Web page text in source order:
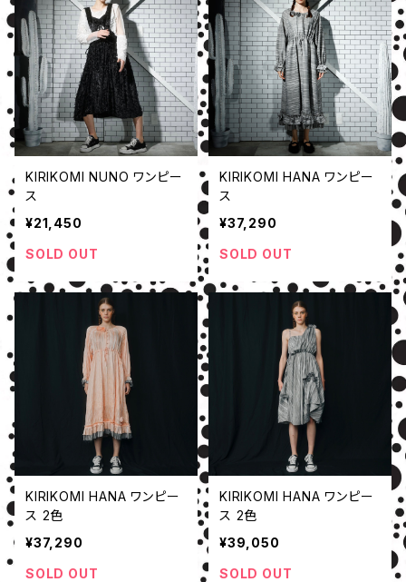
KIRIKOMI NUNO ワンピー
ス
¥21,450
SOLD OUT
KIRIKOMI HANA ワンピー
ス
¥37,290
SOLD OUT
KIRIKOMI HANA ワンピー
ス 2色
¥37,290
SOLD OUT
KIRIKOMI HANA ワンピー
ス 2色
¥39,050
SOLD OUT